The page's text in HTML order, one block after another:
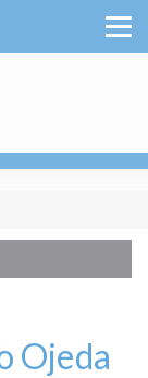
Ojeda